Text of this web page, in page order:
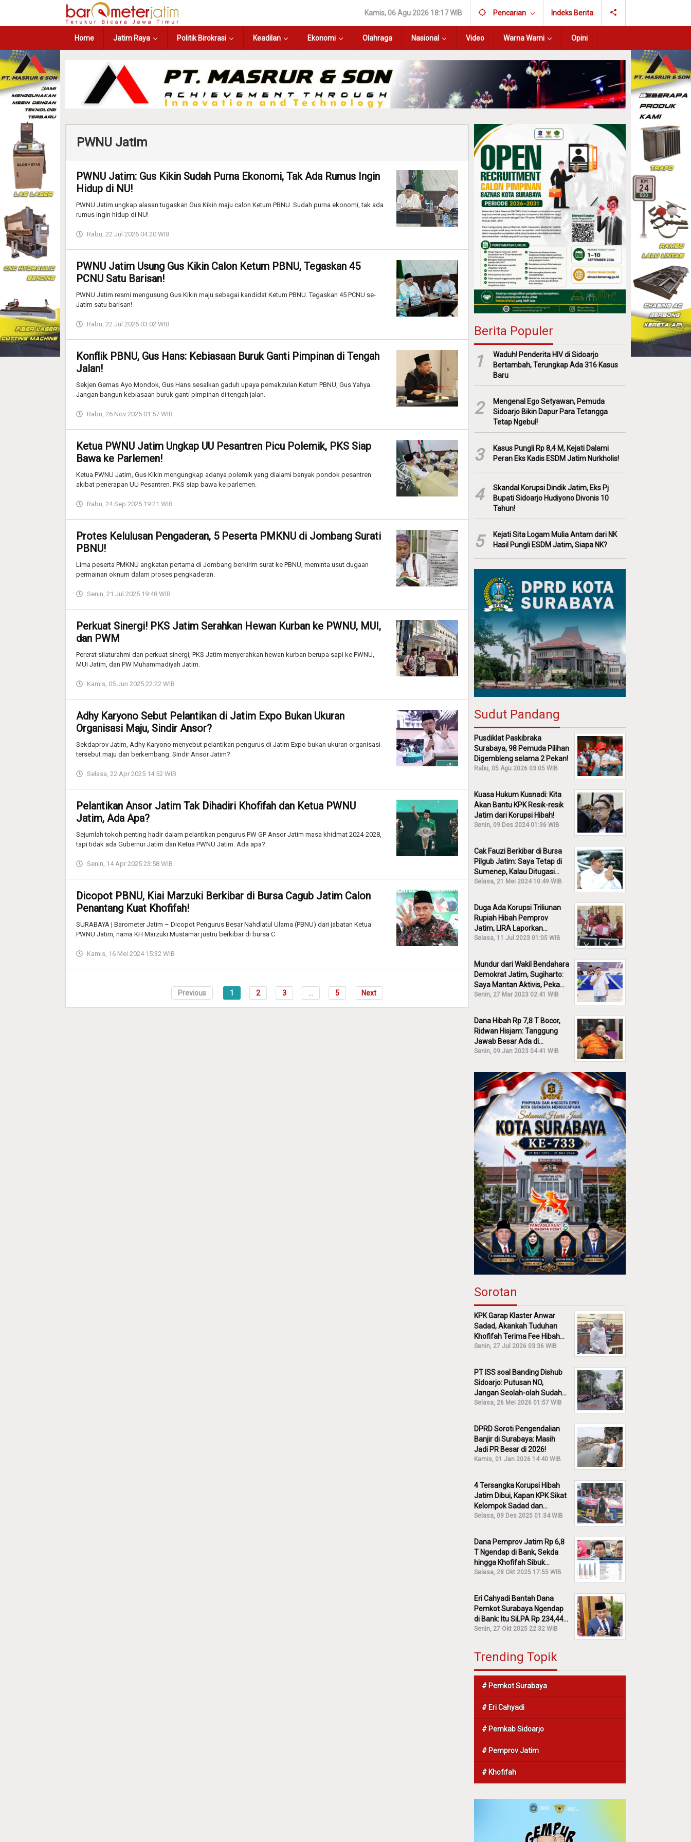
Kamis, 06 Agu 2026 18:17 WIB Pencarian Indeks Berita
Home Jatim Raya Politik Birokrasi Keadilan Ekonomi Olahraga Nasional Video Warna Warni Opini
PWNU Jatim
PWNU Jatim: Gus Kikin Sudah Purna Ekonomi, Tak Ada Rumus Ingin
Hidup di NU!
PWNU Jatim ungkap alasan tugaskan Gus Kikin maju calon Ketum PBNU. Sudah purna ekonomi, tak ada
rumus ingin hidup di NU!
Rabu, 22 Jul 2026 04:20 WIB
PWNU Jatim Usung Gus Kikin Calon Ketum PBNU, Tegaskan 45
PCNU Satu Barisan!
PWNU Jatim resmi mengusung Gus Kikin maju sebagai kandidat Ketum PBNU. Tegaskan 45 PCNU se-
Jatim satu barisan!
Rabu, 22 Jul 2026 03:02 WIB
Konflik PBNU, Gus Hans: Kebiasaan Buruk Ganti Pimpinan di Tengah
Jalan!
Sekjen Gernas Ayo Mondok, Gus Hans sesalkan gaduh upaya pemakzulan Ketum PBNU, Gus Yahya.
Jangan bangun kebiasaan buruk ganti pimpinan di tengah jalan.
Rabu, 26 Nov 2025 01:57 WIB
Ketua PWNU Jatim Ungkap UU Pesantren Picu Polemik, PKS Siap
Bawa ke Parlemen!
Ketua PWNU Jatim, Gus Kikin mengungkap adanya polemik yang dialami banyak pondok pesantren
akibat penerapan UU Pesantren. PKS siap bawa ke parlemen.
Rabu, 24 Sep 2025 19:21 WIB
Protes Kelulusan Pengaderan, 5 Peserta PMKNU di Jombang Surati
PBNU!
Lima peserta PMKNU angkatan pertama di Jombang berkirim surat ke PBNU, meminta usut dugaan
permainan oknum dalam proses pengkaderan.
Senin, 21 Jul 2025 19:48 WIB
Perkuat Sinergi! PKS Jatim Serahkan Hewan Kurban ke PWNU, MUI,
dan PWM
Pererat silaturahmi dan perkuat sinergi, PKS Jatim menyerahkan hewan kurban berupa sapi ke PWNU,
MUI Jatim, dan PW Muhammadiyah Jatim.
Kamis, 05 Jun 2025 22:22 WIB
Adhy Karyono Sebut Pelantikan di Jatim Expo Bukan Ukuran
Organisasi Maju, Sindir Ansor?
Sekdaprov Jatim, Adhy Karyono menyebut pelantikan pengurus di Jatim Expo bukan ukuran organisasi
tersebut maju dan berkembang. Sindir Ansor Jatim?
Selasa, 22 Apr 2025 14:52 WIB
Pelantikan Ansor Jatim Tak Dihadiri Khofifah dan Ketua PWNU
Jatim, Ada Apa?
Sejumlah tokoh penting hadir dalam pelantikan pengurus PW GP Ansor Jatim masa khidmat 2024-2028,
tapi tidak ada Gubernur Jatim dan Ketua PWNU Jatim. Ada apa?
Senin, 14 Apr 2025 23:58 WIB
Dicopot PBNU, Kiai Marzuki Berkibar di Bursa Cagub Jatim Calon
Penantang Kuat Khofifah!
SURABAYA | Barometer Jatim – Dicopot Pengurus Besar Nahdlatul Ulama (PBNU) dari jabatan Ketua
PWNU Jatim, nama KH Marzuki Mustamar justru berkibar di bursa C
Kamis, 16 Mei 2024 15:32 WIB
Previous 1 2 3 ... 5 Next
Berita Populer
1
Waduh! Penderita HIV di Sidoarjo
Bertambah, Terungkap Ada 316 Kasus
Baru
2
Mengenal Ego Setyawan, Pemuda
Sidoarjo Bikin Dapur Para Tetangga
Tetap Ngebul!
3
Kasus Pungli Rp 8,4 M, Kejati Dalami
Peran Eks Kadis ESDM Jatim Nurkholis!
4
Skandal Korupsi Dindik Jatim, Eks Pj
Bupati Sidoarjo Hudiyono Divonis 10
Tahun!
5
Kejati Sita Logam Mulia Antam dari NK
Hasil Pungli ESDM Jatim, Siapa NK?
Sudut Pandang
Pusdiklat Paskibraka
Surabaya, 98 Pemuda Pilihan
Digembleng selama 2 Pekan!
Rabu, 05 Agu 2026 03:05 WIB
Kuasa Hukum Kusnadi: Kita
Akan Bantu KPK Resik-resik
Jatim dari Korupsi Hibah!
Senin, 09 Des 2024 01:36 WIB
Cak Fauzi Berkibar di Bursa
Pilgub Jatim: Saya Tetap di
Sumenep, Kalau Ditugasi
Partai Lain Cerita!
Selasa, 21 Mei 2024 10:49 WIB
Duga Ada Korupsi Triliunan
Rupiah Hibah Pemprov
Jatim, LIRA Laporkan
Khofifah ke KPK: Dia Harus
Selasa, 11 Jul 2023 01:05 WIB
Mundur dari Wakil Bendahara
Demokrat Jatim, Sugiharto:
Saya Mantan Aktivis, Peka
Sekali Kalau Ada yang
Senin, 27 Mar 2023 02:41 WIB
Dana Hibah Rp 7,8 T Bocor,
Ridwan Hisjam: Tanggung
Jawab Besar Ada di
Pemprov, Bukan DPRD Jatim!
Senin, 09 Jan 2023 04:41 WIB
Sorotan
KPK Garap Klaster Anwar
Sadad, Akankah Tuduhan
Khofifah Terima Fee Hibah
30% Diusut?
Senin, 27 Jul 2026 03:36 WIB
PT ISS soal Banding Dishub
Sidoarjo: Putusan NO,
Jangan Seolah-olah Sudah
Menang!
Selasa, 26 Mei 2026 01:57 WIB
DPRD Soroti Pengendalian
Banjir di Surabaya: Masih
Jadi PR Besar di 2026!
Kamis, 01 Jan 2026 14:40 WIB
4 Tersangka Korupsi Hibah
Jatim Dibui, Kapan KPK Sikat
Kelompok Sadad dan
Iskandar?
Selasa, 09 Des 2025 01:34 WIB
Dana Pemprov Jatim Rp 6,8
T Ngendap di Bank, Sekda
hingga Khofifah Sibuk
Membantah!
Selasa, 28 Okt 2025 17:55 WIB
Eri Cahyadi Bantah Dana
Pemkot Surabaya Ngendap
di Bank: Itu SiLPA Rp 234,44
M!
Senin, 27 Okt 2025 22:32 WIB
Trending Topik
# Pemkot Surabaya
# Eri Cahyadi
# Pemkab Sidoarjo
# Pemprov Jatim
# Khofifah